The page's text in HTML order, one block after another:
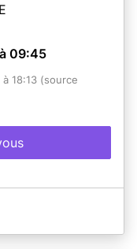
09:45
18:13 (source